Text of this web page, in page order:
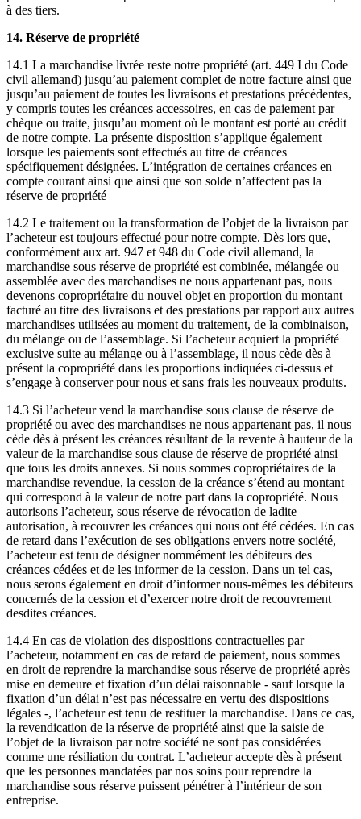
à des tiers.
14. Réserve de propriété
14.1 La marchandise livrée reste notre propriété (art. 449 I du Code
civil allemand) jusqu’au paiement complet de notre facture ainsi que
jusqu’au paiement de toutes les livraisons et prestations précédentes,
y compris toutes les créances accessoires, en cas de paiement par
chèque ou traite, jusqu’au moment où le montant est porté au crédit
de notre compte. La présente disposition s’applique également
lorsque les paiements sont effectués au titre de créances
spécifiquement désignées. L’intégration de certaines créances en
compte courant ainsi que ainsi que son solde n’affectent pas la
réserve de propriété
14.2 Le traitement ou la transformation de l’objet de la livraison par
l’acheteur est toujours effectué pour notre compte. Dès lors que,
conformément aux art. 947 et 948 du Code civil allemand, la
marchandise sous réserve de propriété est combinée, mélangée ou
assemblée avec des marchandises ne nous appartenant pas, nous
devenons copropriétaire du nouvel objet en proportion du montant
facturé au titre des livraisons et des prestations par rapport aux autres
marchandises utilisées au moment du traitement, de la combinaison,
du mélange ou de l’assemblage. Si l’acheteur acquiert la propriété
exclusive suite au mélange ou à l’assemblage, il nous cède dès à
présent la copropriété dans les proportions indiquées ci-dessus et
s’engage à conserver pour nous et sans frais les nouveaux produits.
14.3 Si l’acheteur vend la marchandise sous clause de réserve de
propriété ou avec des marchandises ne nous appartenant pas, il nous
cède dès à présent les créances résultant de la revente à hauteur de la
valeur de la marchandise sous clause de réserve de propriété ainsi
que tous les droits annexes. Si nous sommes copropriétaires de la
marchandise revendue, la cession de la créance s’étend au montant
qui correspond à la valeur de notre part dans la copropriété. Nous
autorisons l’acheteur, sous réserve de révocation de ladite
autorisation, à recouvrer les créances qui nous ont été cédées. En cas
de retard dans l’exécution de ses obligations envers notre société,
l’acheteur est tenu de désigner nommément les débiteurs des
créances cédées et de les informer de la cession. Dans un tel cas,
nous serons également en droit d’informer nous-mêmes les débiteurs
concernés de la cession et d’exercer notre droit de recouvrement
desdites créances.
14.4 En cas de violation des dispositions contractuelles par
l’acheteur, notamment en cas de retard de paiement, nous sommes
en droit de reprendre la marchandise sous réserve de propriété après
mise en demeure et fixation d’un délai raisonnable - sauf lorsque la
fixation d’un délai n’est pas nécessaire en vertu des dispositions
légales -, l’acheteur est tenu de restituer la marchandise. Dans ce cas,
la revendication de la réserve de propriété ainsi que la saisie de
l’objet de la livraison par notre société ne sont pas considérées
comme une résiliation du contrat. L’acheteur accepte dès à présent
que les personnes mandatées par nos soins pour reprendre la
marchandise sous réserve puissent pénétrer à l’intérieur de son
entreprise.